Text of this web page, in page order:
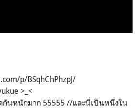
p/BSqhChPhzpJ/
>_<
กันหนักมาก 55555 //และนี่เป็นหนึ่งใน